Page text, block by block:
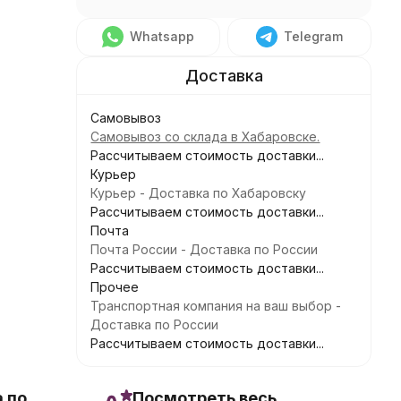
Whatsapp Telegram
Самовывоз
Самовывоз со склада в Хабаровске.
Рассчитываем стоимость доставки...
Курьер
Курьер - Доставка по Хабаровску
Рассчитываем стоимость доставки...
Почта
Почта России - Доставка по России
Рассчитываем стоимость доставки...
Прочее
Транспортная компания на ваш выбор -
Доставка по России
Рассчитываем стоимость доставки...